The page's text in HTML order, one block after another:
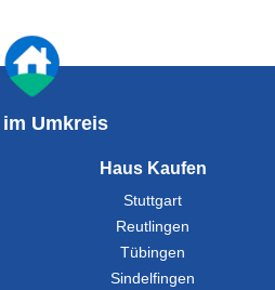
Umkreis
Haus Kaufen
Stuttgart
Reutlingen
Tübingen
Sindelfingen